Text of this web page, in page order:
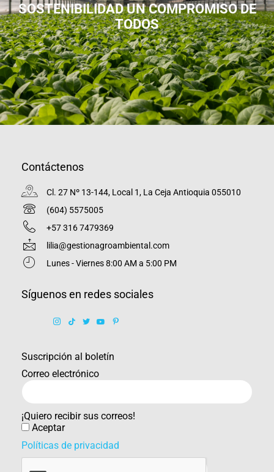
SOSTENIBILIDAD UN COMPROMISO DE
TODOS
Contáctenos
Cl. 27 Nº 13-144, Local 1, La Ceja Antioquia 055010
(604) 5575005
+57 316 7479369
lilia@gestionagroambiental.com
Lunes - Viernes 8:00 AM a 5:00 PM
Síguenos en redes sociales
Suscripción al boletín
Correo electrónico
¡Quiero recibir sus correos!
Aceptar
Políticas de privacidad